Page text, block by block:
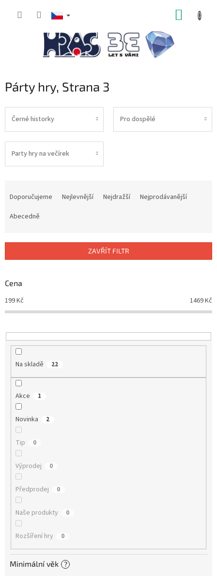
Párty hry, Strana 3
Černé historky Pro dospělé
Party hry na večírek
r
d
k
t
Doporučujeme Nejlevnější Nejdražší
Nejprodávanější
Abecedně
ZAVŘÍT FILTR
Cena
199Kč 1469Kč
Na skladě 22
Akce 1
Novinka 2
Tip 0
Výprodej 0
Předprodej 0
Naše produkty 0
Rozšíření hry 0
Minimální věk ?